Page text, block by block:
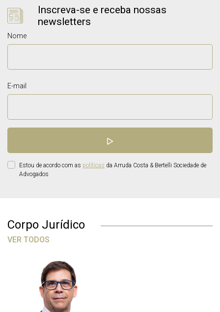
Inscreva-se e receba nossas
newsletters
Nome
E-mail
Estou de acordo com as políticas da Arruda Costa & Bertelli Sociedade de
Advogados
Corpo Jurídico
VER TODOS